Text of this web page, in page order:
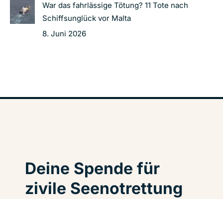
War das fahrlässige Tötung? 11 Tote nach
Schiffsunglück vor Malta
8. Juni 2026
Deine Spende für
zivile Seenotrettung